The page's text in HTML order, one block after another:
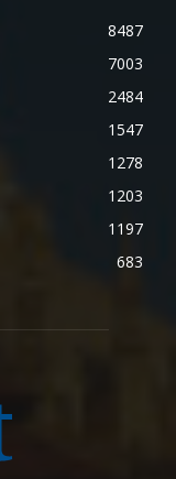
8487
7003
2484
1547
1278
1203
1197
683